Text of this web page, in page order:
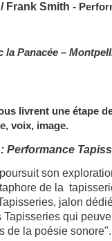
Frank Smith -
la Panacée –
livrent une étape
voix, image.
: Performance
son
de la
jalon
Tapisseries qui
de la poésie sonore".